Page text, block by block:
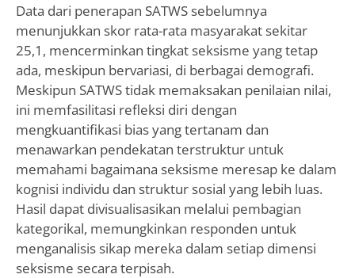
Data dari penerapan SATWS sebelumnya
menunjukkan skor rata-rata masyarakat sekitar
25,1, mencerminkan tingkat seksisme yang tetap
ada, meskipun bervariasi, di berbagai demografi.
Meskipun SATWS tidak memaksakan penilaian nilai,
ini memfasilitasi refleksi diri dengan
mengkuantifikasi bias yang tertanam dan
menawarkan pendekatan terstruktur untuk
memahami bagaimana seksisme meresap ke dalam
kognisi individu dan struktur sosial yang lebih luas.
Hasil dapat divisualisasikan melalui pembagian
kategorikal, memungkinkan responden untuk
menganalisis sikap mereka dalam setiap dimensi
seksisme secara terpisah.